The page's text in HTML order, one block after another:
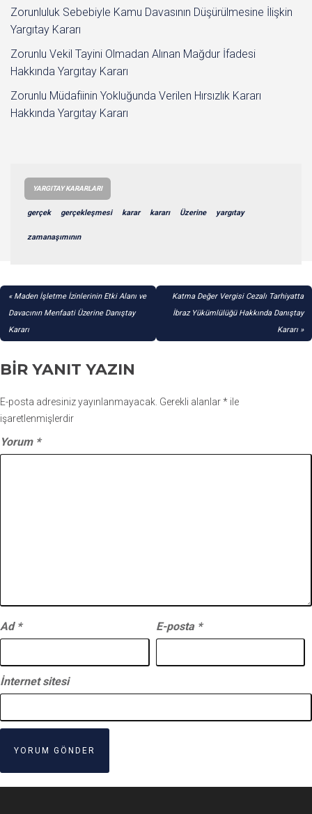
Zorunluluk Sebebiyle Kamu Davasının Düşürülmesine İlişkin
Yargıtay Kararı
Zorunlu Vekil Tayini Olmadan Alınan Mağdur İfadesi
Hakkında Yargıtay Kararı
Zorunlu Müdafiinin Yokluğunda Verilen Hırsızlık Kararı
Hakkında Yargıtay Kararı
YARGITAY KARARLARI
gerçek gerçekleşmesi karar kararı Üzerine yargıtay
zamanaşımının
YAZI
GEZINMESI
Maden İşletme İzinlerinin Etki Alanı ve
Davacının Menfaati Üzerine Danıştay
Kararı
Katma Değer Vergisi Cezalı Tarhiyatta
İbraz Yükümlülüğü Hakkında Danıştay
Kararı
BIR YANIT YAZIN
E-posta adresiniz yayınlanmayacak. Gerekli alanlar* ile
işaretlenmişlerdir
Yorum *
Ad * E-posta *
İnternet sitesi